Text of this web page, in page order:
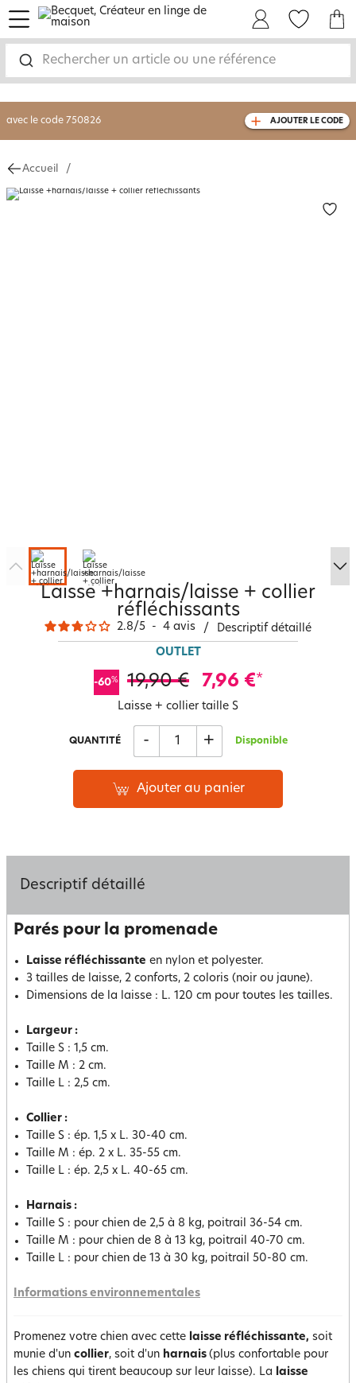
Rechercher un article ou une référence
menu
-30% sur votre commandedès 2 articles
livraison GRATUITEdès 110€ d'achat
avec le code 750826 AJOUTER LE CODE
Accueil
Laisse +harnais/laisse + collier
réfléchissants
2.8/5 - 4 avis / Descriptif détaillé
OUTLET
-60% 19,90 € 7,96 €*
Laisse + collier taille S
QUANTITÉ - + Disponible
Ajouter au panier
Descriptif détaillé
Parés pour la promenade
Laisse réfléchissante en nylon et polyester.
3 tailles de laisse, 2 conforts, 2 coloris (noir ou jaune).
Dimensions de la laisse : L. 120 cm pour toutes les tailles.
Largeur :
Taille S : 1,5 cm.
Taille M : 2 cm.
Taille L : 2,5 cm.
Collier :
Taille S : ép. 1,5 x L. 30-40 cm.
Taille M : ép. 2 x L. 35-55 cm.
Taille L : ép. 2,5 x L. 40-65 cm.
Harnais :
Taille S : pour chien de 2,5 à 8 kg, poitrail 36-54 cm.
Taille M : pour chien de 8 à 13 kg, poitrail 40-70 cm.
Taille L : pour chien de 13 à 30 kg, poitrail 50-80 cm.
Informations environnementales
Promenez votre chien avec cette laisse réfléchissante, soit
munie d'un collier, soit d'un harnais (plus confortable pour
les chiens qui tirent beaucoup sur leur laisse). La laisse